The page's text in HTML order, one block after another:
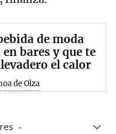
de moda
bares y que te
el calor
de Olza